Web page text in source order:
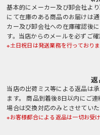
基本的にメーカー及び卸会社よ
にて在庫のある商品のお届けは
カー及び卸会社への在庫確認後
す。当店からのメールを必ずご確
※土日祝日は発送業務を行っておりま
返
当店の出荷ミス等による返品は
ます。 商品到着後8日以内にご
場合は交換対応のみとさせていた
※お客様都合による返品は一切お受